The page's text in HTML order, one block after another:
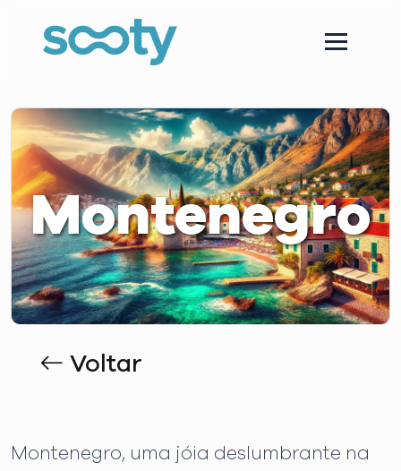
Montenegro
Voltar
Montenegro, uma jóia deslumbrante na